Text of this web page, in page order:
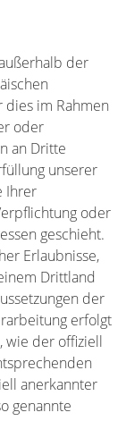
der
dies im Rahmen
oder
an Dritte
unserer
Ihrer
oder
geschieht.
Erlaubnisse,
Drittland
der
erfolgt
wie der offiziell
anerkannter
genannte